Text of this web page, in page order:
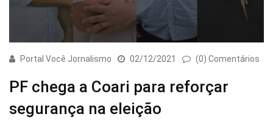
Portal Você Jornalismo 02/12/2021 (0) Comentários
PF chega a Coari para reforçar
segurança na eleição